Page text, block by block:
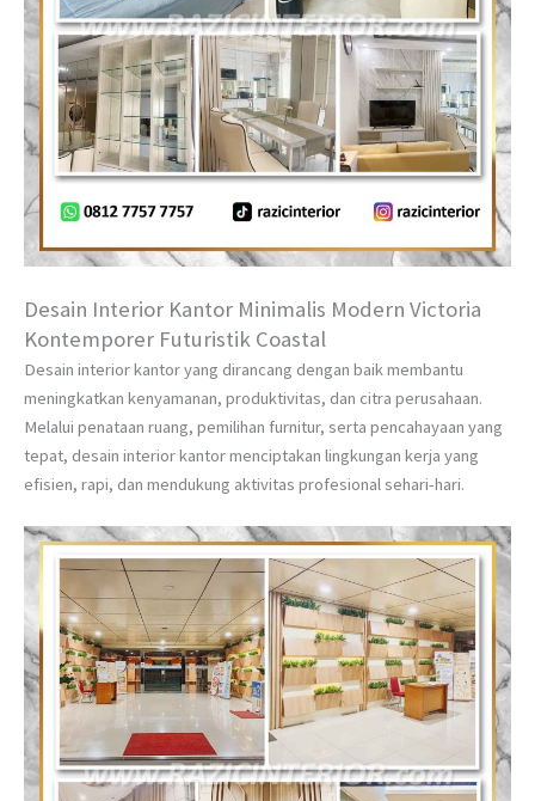
Desain Interior Kantor Minimalis Modern Victoria
Kontemporer Futuristik Coastal
Desain interior kantor yang dirancang dengan baik membantu
meningkatkan kenyamanan, produktivitas, dan citra perusahaan.
Melalui penataan ruang, pemilihan furnitur, serta pencahayaan yang
tepat, desain interior kantor menciptakan lingkungan kerja yang
efisien, rapi, dan mendukung aktivitas profesional sehari-hari.